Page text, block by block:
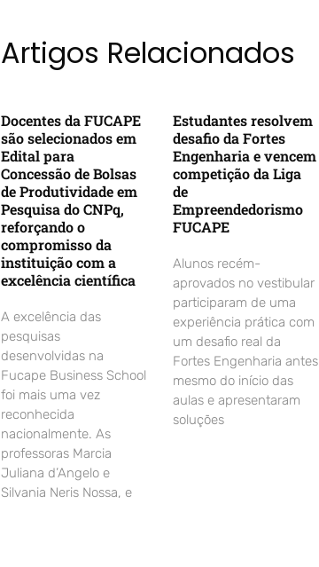
Artigos Relacionados
Docentes da FUCAPE
são selecionados em
Edital para
Concessão de Bolsas
de Produtividade em
Pesquisa do CNPq,
reforçando o
compromisso da
instituição com a
excelência científica
A excelência das
pesquisas
desenvolvidas na
Fucape Business School
foi mais uma vez
reconhecida
nacionalmente. As
professoras Marcia
Juliana d’Angelo e
Silvania Neris Nossa, e
Estudantes resolvem
desafio da Fortes
Engenharia e vencem
competição da Liga
de
Empreendedorismo
FUCAPE
Alunos recém-
aprovados no vestibular
participaram de uma
experiência prática com
um desafio real da
Fortes Engenharia antes
mesmo do início das
aulas e apresentaram
soluções